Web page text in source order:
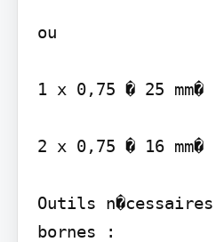
ou
1 x 0,75 � 25 mm�
2 x 0,75 � 16 mm�
Outils
bornes :